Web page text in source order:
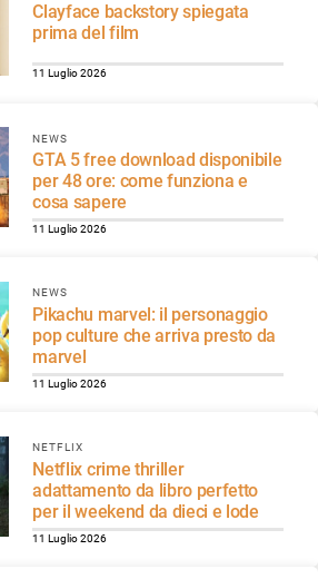
Clayface backstory spiegata
prima del film
11 Luglio 2026
NEWS
GTA 5 free download disponibile
per 48 ore: come funziona e
cosa sapere
11 Luglio 2026
NEWS
Pikachu marvel: il personaggio
pop culture che arriva presto da
marvel
11 Luglio 2026
NETFLIX
Netflix crime thriller
adattamento da libro perfetto
per il weekend da dieci e lode
11 Luglio 2026